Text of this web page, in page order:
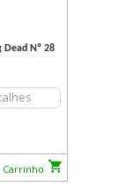
Dead Nº 28